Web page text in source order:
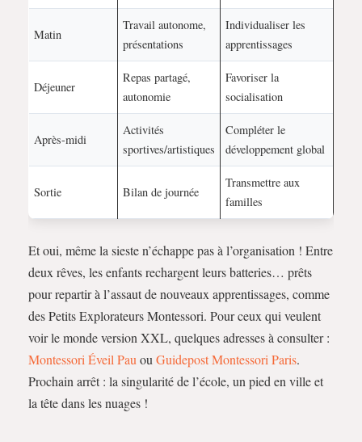
Matin
Travail autonome,
présentations
Individualiser les
apprentissages
Déjeuner
Repas partagé,
autonomie
Favoriser la
socialisation
Après-midi
Activités
sportives/artistiques
Compléter le
développement global
Sortie Bilan de journée
Transmettre aux
familles
Et oui, même la sieste n’échappe pas à l’organisation ! Entre
deux rêves, les enfants rechargent leurs batteries… prêts
pour repartir à l’assaut de nouveaux apprentissages, comme
des Petits Explorateurs Montessori. Pour ceux qui veulent
voir le monde version XXL, quelques adresses à consulter :
Montessori Éveil Pau ou Guidepost Montessori Paris.
Prochain arrêt : la singularité de l’école, un pied en ville et
la tête dans les nuages !